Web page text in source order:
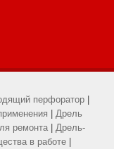
перфоратор
Дрель
ремонта| Дрель-
в работе|